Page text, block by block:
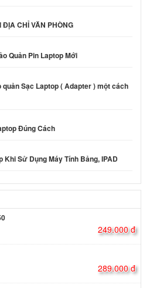
ĐỊA CHỈ VĂN PHÒNG
Quản Pin Laptop Mới
Sạc Laptop ( Adapter ) một cách
Đúng Cách
Sử Dụng Máy Tính Bảng, IPAD
249.000 đ
289.000 đ